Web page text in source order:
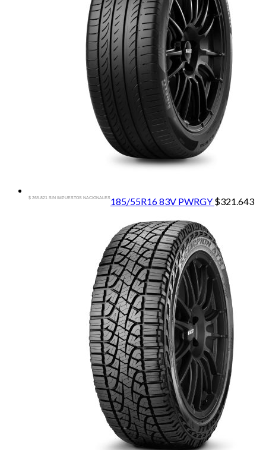
185/55R16 83V PWRGY $321.643
$ 265.821 SIN IMPUESTOS NACIONALES